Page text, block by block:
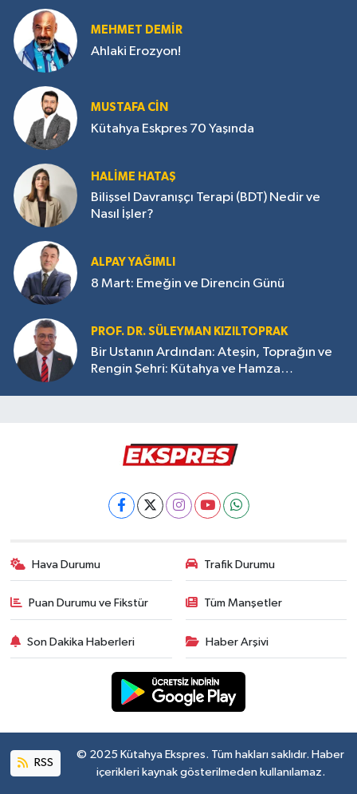
MEHMET DEMIR
Ahlaki Erozyon!
MUSTAFA CIN
Kütahya Eskpres 70 Yaşında
HALIME HATAŞ
Bilişsel Davranışçı Terapi (BDT) Nedir ve
Nasıl İşler?
ALPAY YAĞIMLI
8 Mart: Emeğin ve Direncin Günü
PROF. DR. SÜLEYMAN KIZILTOPRAK
Bir Ustanın Ardından: Ateşin, Toprağın ve
Rengin Şehri: Kütahya ve Hamza
Hava Durumu Trafik Durumu
Puan Durumu ve Fikstür Tüm Manşetler
Son Dakika Haberleri Haber Arşivi
RSS
© 2025 Kütahya Ekspres. Tüm hakları saklıdır. Haber
içerikleri kaynak gösterilmeden kullanılamaz.